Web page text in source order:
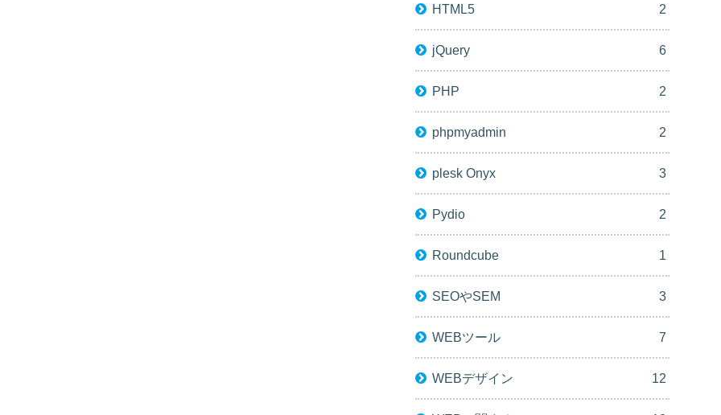
HTML5 2
jQuery 6
PHP 2
phpmyadmin 2
plesk Onyx 3
Pydio 2
Roundcube 1
SEOやSEM 3
WEBツール 7
WEBデザイン 12